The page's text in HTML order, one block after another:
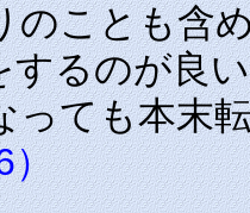
のことも含
するのが良
っても本末
）